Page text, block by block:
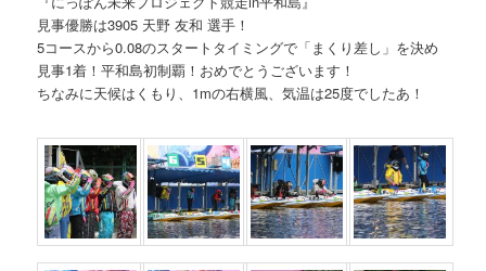
見事優勝は3905 天野 友和 選手！
5コースから0.08のスタートタイミングで「まくり差し」を決め
見事1着！平和島初制覇！おめでとうございます！
ちなみに天候はくもり、1mの右横風、気温は25度でしたあ！